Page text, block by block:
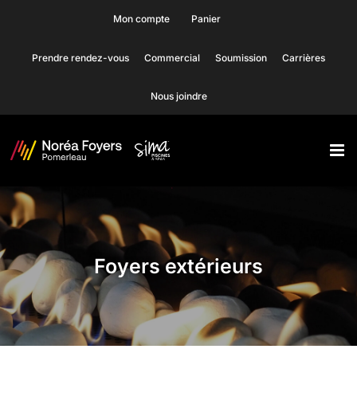
content
Mon compte Panier
Prendre rendez-vous Commercial Soumission Carrières
Nous joindre
Foyers extérieurs